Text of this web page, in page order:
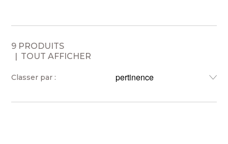
9 PRODUITS
TOUT AFFICHER
Classer par :